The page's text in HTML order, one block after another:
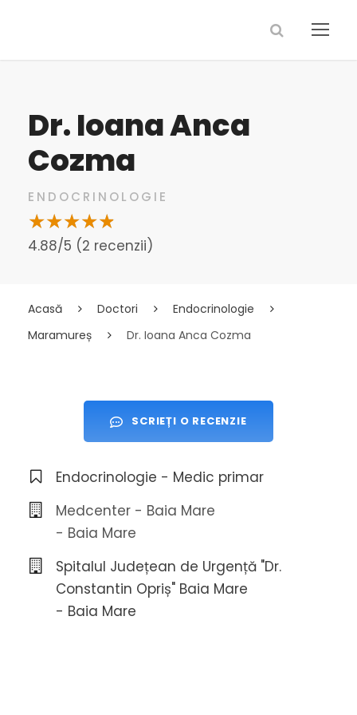
Dr. Ioana Anca
Cozma
ENDOCRINOLOGIE
4.88/5 (2 recenzii)
Acasă Doctori
Endocrinologie
Maramureș
Dr. Ioana Anca Cozma
SCRIEȚI O RECENZIE
Endocrinologie - Medic primar
Medcenter - Baia Mare
- Baia Mare
Spitalul Județean de Urgență "Dr.
Constantin Opriș" Baia Mare
- Baia Mare